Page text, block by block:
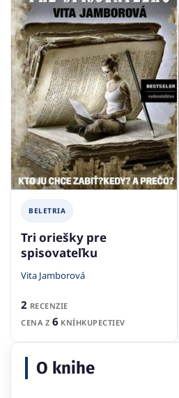
BELETRIA
Tri oriešky pre
spisovateľku
Vita Jamborová
2 RECENZIE
CENA Z 6 KNÍHKUPECTIEV
O knihe